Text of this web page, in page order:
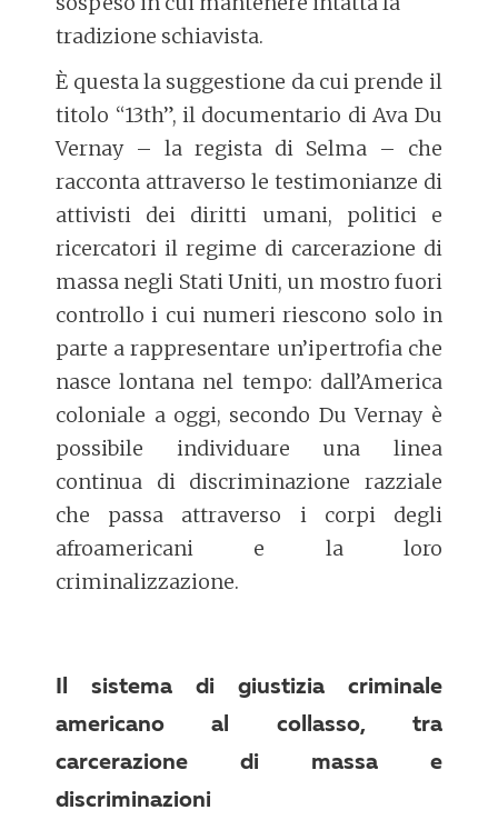
tradizione schiavista.
È questa la suggestione da cui prende il
titolo “13th”, il documentario di Ava Du
Vernay – la regista di Selma – che
racconta attraverso le testimonianze di
attivisti dei diritti umani, politici e
ricercatori il regime di carcerazione di
massa negli Stati Uniti, un mostro fuori
controllo i cui numeri riescono solo in
parte a rappresentare un’ipertrofia che
nasce lontana nel tempo: dall’America
coloniale a oggi, secondo Du Vernay è
possibile individuare una linea
continua di discriminazione razziale
che passa attraverso i corpi degli
afroamericani e la loro
criminalizzazione.
Il sistema di giustizia criminale
americano al collasso, tra
carcerazione di massa e
discriminazioni